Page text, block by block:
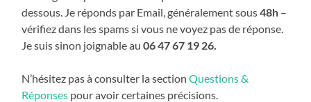
dessous. Je réponds par Email, généralement sous48h –
vérifiez dans les spams si vous ne voyez pas de réponse.
Je suis sinon joignable au06 47 67 19 26.
N’hésitez pas à consulter la sectionQuestions &
Réponses pour avoir certaines précisions.